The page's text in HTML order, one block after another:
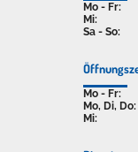
Mo - Fr:
Mi:
Sa - So:
Mo - Fr:
Mo, Di, Do:
Mi: